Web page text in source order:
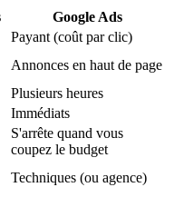
Google Ads
Payant (coût par clic)
Annonces en haut de page
Plusieurs heures
Immédiats
S'arrête quand vous
coupez le budget
Techniques (ou agence)